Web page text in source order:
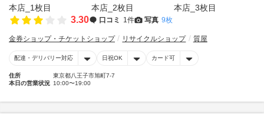
3.30 口コミ 1件 写真 9枚
金券ショップ・チケットショップ リサイクルショップ 質屋
配達・デリバリー対応 日祝OK カード可
住所
東京都八王子市旭町7-7
本日の営業状況 10:00〜19:00